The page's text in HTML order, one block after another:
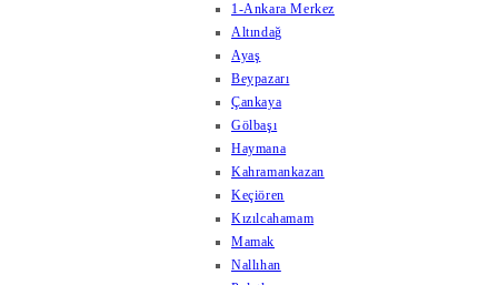
1-Ankara Merkez
Altındağ
Ayaş
Beypazarı
Çankaya
Gölbaşı
Haymana
Kahramankazan
Keçiören
Kızılcahamam
Mamak
Nallıhan